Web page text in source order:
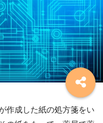
作成した紙の処方箋をい